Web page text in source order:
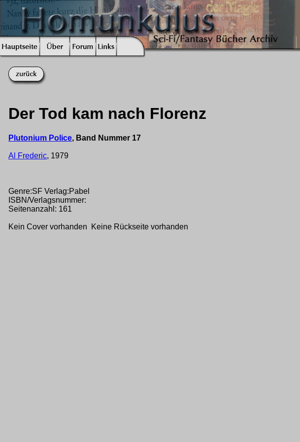
Der Tod kam nach Florenz
Plutonium Police, Band Nummer 17
Al Frederic, 1979
Genre:SF Verlag:Pabel
ISBN/Verlagsnummer:
Seitenanzahl: 161
Kein Cover vorhanden Keine Rückseite vorhanden